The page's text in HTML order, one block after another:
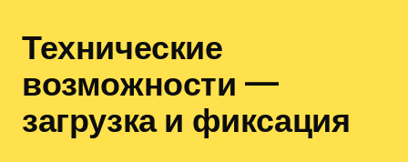
Технические
возможности —
загрузка и фиксация